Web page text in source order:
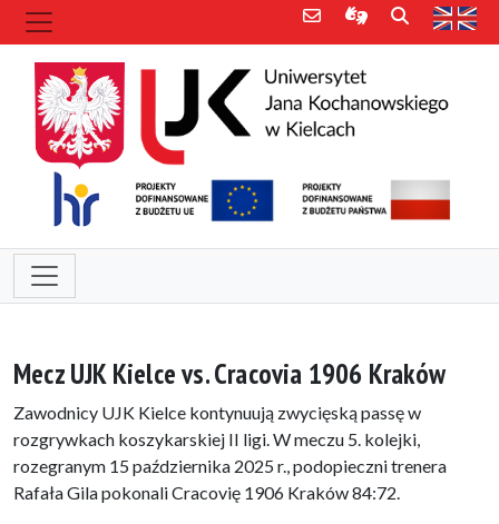
Poczta e-mailInformacje dla
Szukaj
Mecz UJK Kielce vs. Cracovia 1906 Kraków
Zawodnicy UJK Kielce kontynuują zwycięską passę w
rozgrywkach koszykarskiej II ligi. W meczu 5. kolejki,
rozegranym 15 października 2025 r., podopieczni trenera
Rafała Gila pokonali Cracovię 1906 Kraków 84:72.